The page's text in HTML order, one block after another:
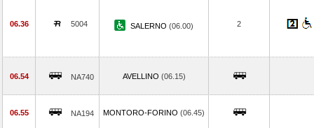
06.36 5004 SALERNO (06.00) 2
06.54 NA740 AVELLINO (06.15)
06.55 NA194 MONTORO-FORINO (06.45)